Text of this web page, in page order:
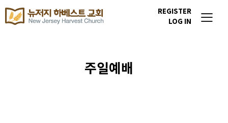
REGISTER
LOG IN
주일예배